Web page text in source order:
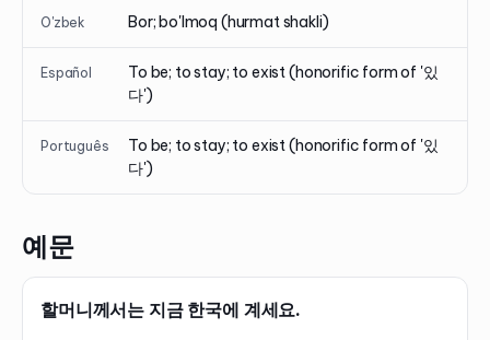
O'zbek Bor; bo'lmoq (hurmat shakli)
Español
To be; to stay; to exist (honorific form of '있
다')
Português
To be; to stay; to exist (honorific form of '있
다')
예문
할머니께서는 지금 한국에 계세요.